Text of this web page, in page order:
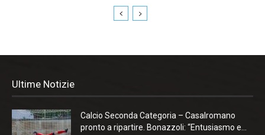
Ultime Notizie
Calcio Seconda Categoria – Casalromano
pronto a ripartire. Bonazzoli: “Entusiasmo e...